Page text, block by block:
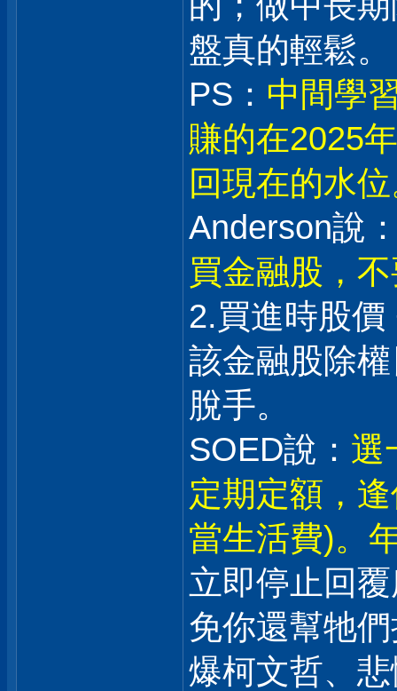
盤真的輕鬆。
PS： 中間學
賺的在2025
回現在的水
Anderson說
買金融股，
2.買進時股
該金融股除
脫手。
SOED說： 選
定期定額，
當生活費)。
立即停止回
免你還幫牠
爆柯文哲、